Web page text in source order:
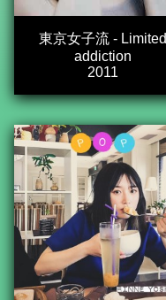
東京女子流 - Limited
addiction
2011